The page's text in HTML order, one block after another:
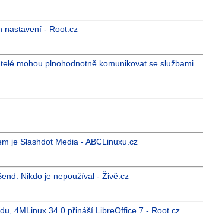
nastavení - Root.cz
mohou plnohodnotně komunikovat se službami
je Slashdot Media - ABCLinuxu.cz
Nikdo je nepoužíval - Živě.cz
4MLinux 34.0 přináší LibreOffice 7 - Root.cz